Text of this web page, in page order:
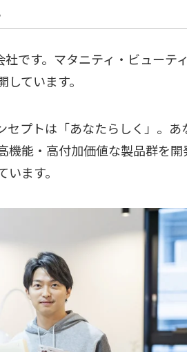
です。マタニティ・ビューテ
ています。
プトは「あなたらしく」。あ
機能・高付加価値な製品群を
ます。